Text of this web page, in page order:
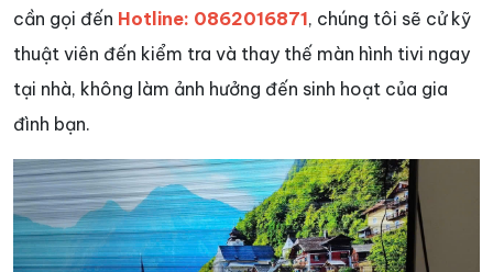
cần gọi đến Hotline: 0862016871, chúng tôi sẽ cử kỹ
thuật viên đến kiểm tra và thay thế màn hình tivi ngay
tại nhà, không làm ảnh hưởng đến sinh hoạt của gia
đình bạn.